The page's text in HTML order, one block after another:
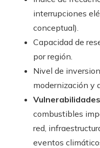
interrupciones
conceptual).
Capacidad de
por región.
Nivel de
modernización y
Vulnerabilidades
combustibles
red,
eventos